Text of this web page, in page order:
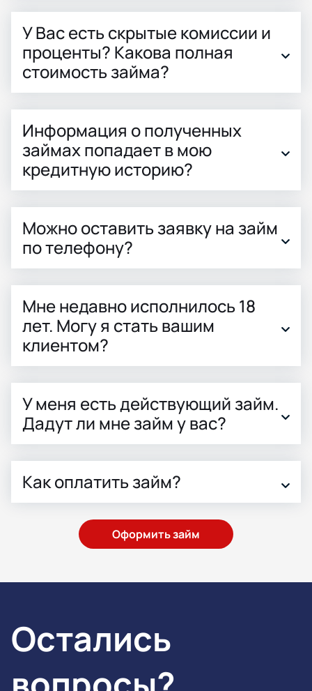
У Вас есть скрытые комиссии и
проценты? Какова полная
стоимость займа?
Информация о полученных
займах попадает в мою
кредитную историю?
Можно оставить заявку на займ
по телефону?
Мне недавно исполнилось 18
лет. Могу я стать вашим
клиентом?
У меня есть действующий займ.
Дадут ли мне займ у вас?
Как оплатить займ?
Оформить займ
Остались